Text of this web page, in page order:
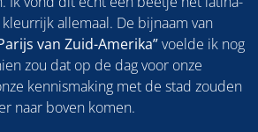
allemaal. De bijnaam van
van Zuid-Amerika”voelde ik nog
zou dat op de dag voor onze
kennismaking met de stad zouden
naar boven komen.